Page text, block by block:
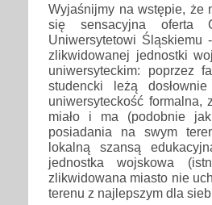
Wyjaśnijmy na wstępie, że
się sensacyjna oferta
Uniwersytetowi
zlikwidowanej jednostki
uniwersyteckim: poprzez
studencki leżą
uniwersyteckość formalna,
miało i ma (podobnie
posiadania na swym
lokalną szansą
jednostka wojskowa
zlikwidowana miasto nie
terenu z najlepszym dla